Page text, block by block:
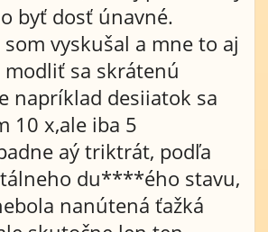
byť dosť únavné.
som vyskušal a mne to aj
sa skrátenú
napríklad desiiatok sa
10 x,ale iba 5
aý triktrát, podľa
du****ého stavu,
nanútená ťažká